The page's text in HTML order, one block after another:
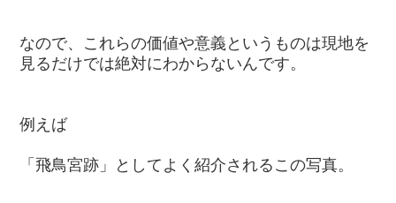
なので、これらの価値や意義というものは現地を
見るだけでは絶対にわからないんです。
例えば
「飛鳥宮跡」としてよく紹介されるこの写真。